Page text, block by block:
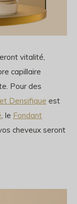
vitalité,
capillaire
Pour des
Densifique est
, le Fondant
cheveux seront